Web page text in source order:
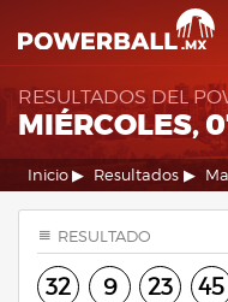
RESULTADOS DEL
MIÉRCOLES,
Inicio Resultados
RESULTADO
32 9 23 45